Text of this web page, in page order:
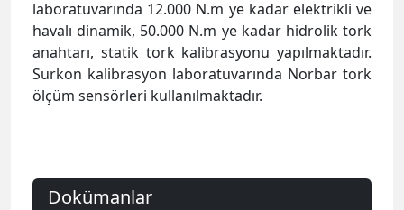
laboratuvarında 12.000 N.m ye kadar elektrikli ve
havalı dinamik, 50.000 N.m ye kadar hidrolik tork
anahtarı, statik tork kalibrasyonu yapılmaktadır.
Surkon kalibrasyon laboratuvarında Norbar tork
ölçüm sensörleri kullanılmaktadır.
Dokümanlar